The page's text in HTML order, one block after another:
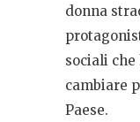
donna
sociali
cambiare
Paese.